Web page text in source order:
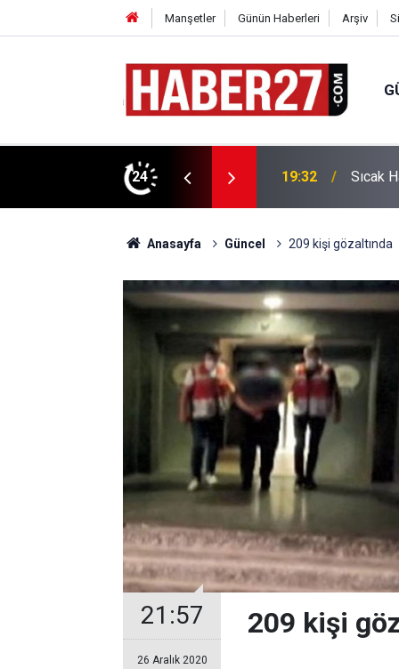
Manşetler Günün Haberleri Arşiv
24 19:32 Sıcak
Anasayfa Güncel 209 kişi gözaltında
21:57
26 Aralık 2020
209 kişi